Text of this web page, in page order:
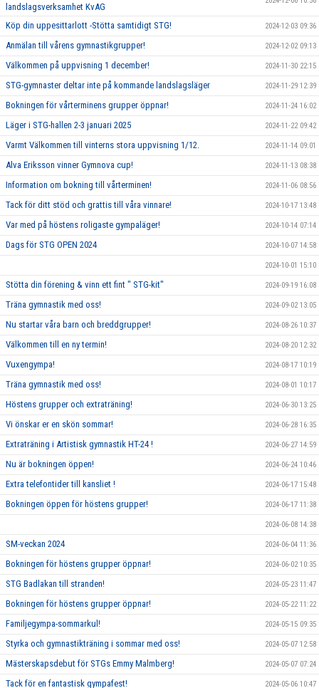
landslagsverksamhet KvAG
Köp din uppesittarlott -Stötta samtidigt STG! 2024-12-03 09:36
Anmälan till vårens gymnastikgrupper! 2024-12-02 09:13
Välkommen på uppvisning 1 december! 2024-11-30 22:15
STG-gymnaster deltar inte på kommande landslagsläger 2024-11-29 12:39
Bokningen för vårterminens grupper öppnar! 2024-11-24 16:02
Läger i STG-hallen 2-3 januari 2025 2024-11-22 09:42
Varmt Välkommen till vinterns stora uppvisning 1/12. 2024-11-14 09:01
Alva Eriksson vinner Gymnova cup! 2024-11-13 08:38
Information om bokning till vårterminen! 2024-11-06 08:56
Tack för ditt stöd och grattis till våra vinnare! 2024-10-17 13:48
Var med på höstens roligaste gympaläger! 2024-10-14 07:14
Dags för STG OPEN 2024 2024-10-07 14:58
2024-10-01 15:10
Stötta din förening & vinn ett fint " STG-kit" 2024-09-19 16:08
Träna gymnastik med oss! 2024-09-02 13:05
Nu startar våra barn och breddgrupper! 2024-08-26 10:37
Välkommen till en ny termin! 2024-08-20 12:32
Vuxengympa! 2024-08-17 10:19
Träna gymnastik med oss! 2024-08-01 10:17
Höstens grupper och extraträning! 2024-06-30 13:25
Vi önskar er en skön sommar! 2024-06-28 16:35
Extraträning i Artistisk gymnastik HT-24 ! 2024-06-27 14:59
Nu är bokningen öppen! 2024-06-24 10:46
Extra telefontider till kansliet ! 2024-06-17 15:48
Bokningen öppen för höstens grupper! 2024-06-17 11:38
2024-06-08 14:38
SM-veckan 2024 2024-06-04 11:36
Bokningen för höstens grupper öppnar! 2024-06-02 10:35
STG Badlakan till stranden! 2024-05-23 11:47
Bokningen för höstens grupper öppnar! 2024-05-22 11:22
Familjegympa-sommarkul! 2024-05-15 09:35
Styrka och gymnastikträning i sommar med oss! 2024-05-07 12:58
Mästerskapsdebut för STGs Emmy Malmberg! 2024-05-07 07:24
Tack för en fantastisk gympafest! 2024-05-06 10:47